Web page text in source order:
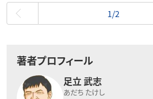
最初
1/2
著者プロフィール
足立 武志
あだち たけし